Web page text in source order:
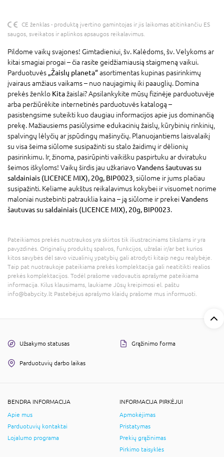
CE ženklas - produktą įvertino gamintojas ir jis laikomas atitinkančiu ES
saugos, sveikatos ir aplinkos apsaugos reikalavimus.
Pildome vaikų svajones! Gimtadieniui, šv. Kalėdoms, šv. Velykoms ar
kitai smagiai progai – čia rasite geidžiamiausią staigmeną vaikui.
Parduotuvės „Žaislų planeta“asortimentas kupinas pasirinkimų
įvairaus amžiaus vaikams – nuo naujagimių iki paauglių. Domina
prekės ženklo Kitažaislai? Apsilankykite mūsų fizinėje parduotuvėje
arba peržiūrėkite internetinės parduotuvės katalogą –
pasistengsime suteikti kuo daugiau informacijos apie jus dominančią
prekę. Mažiausiems pasiūlysime edukacinių žaislų, kūrybinių rinkinių,
spalvingų lėlyčių ar įspūdingų mašinyčių. Planuojantiems laisvalaikį
su visa šeima siūlome susipažinti su stalo žaidimų ir dėlionių
pasirinkimu. Ir, žinoma, pasirūpinti vaikišku paspirtuku ar dviratuku
šeimos iškyloms! Vaikų širdis jau užkariavoVandens šautuvas su
saldainiais (LICENCE MIX), 20g, BIP0023 , siūlome ir jums plačiau
susipažinti. Keliame aukštus reikalavimus kokybei ir visuomet norime
maloniai nustebinti patrauklia kaina – ją siūlome ir prekeiVandens
šautuvas su saldainiais (LICENCE MIX), 20g, BIP0023.
Pateikiamos prekės nuotraukos yra skirtos tik iliustraciniams tikslams ir yra
pavyzdinės. Originalių produktų spalvos, funkcijos, užrašai ir/ar bet kurios
kitos savybės dėl savo vizualinių ypatybių gali atrodyti kitaip negu realybėje.
Taip pat nuotraukoje pateikiama prekės komplektacija gali neatitikti realios
prekės komplektacijos. Todėl prašome vadovautis aprašyme pateikiama
informacija. Kilus klausimams, laukiame Jūsų kreipimosi el. paštu
info@babycity.lt Pastebėjus aprašymo klaidų prašome mus informuoti.
Užsakymo statusas Grąžinimo forma
Parduotuvių darbo laikas
BENDRA INFORMACIJA
Apie mus
Parduotuvių kontaktai
Lojalumo programa
INFORMACIJA PIRKĖJUI
Apmokėjimas
Pristatymas
Prekių grąžinimas
Pirkimo taisyklės